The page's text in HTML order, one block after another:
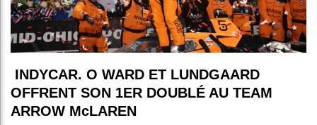
INDYCAR. O WARD ET LUNDGAARD
OFFRENT SON 1ER DOUBLÉ AU TEAM
ARROW McLAREN